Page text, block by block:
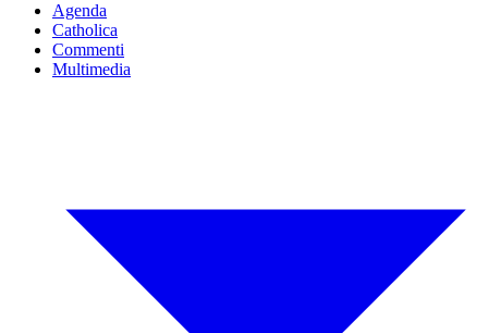
Agenda
Catholica
Commenti
Multimedia